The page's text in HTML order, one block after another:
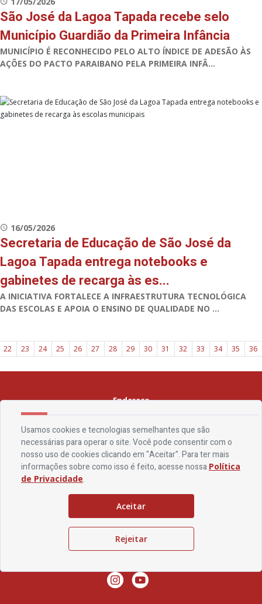
São José da Lagoa Tapada recebe selo
Município Guardião da Primeira Infância
MUNICÍPIO É RECONHECIDO PELO ALTO ÍNDICE DE ADESÃO ÀS
AÇÕES DO PACTO PARAIBANO PELA PRIMEIRA INFÂ...
16/05/2026
Secretaria de Educação de São José da
Lagoa Tapada entrega notebooks e
gabinetes de recarga às es...
A INICIATIVA FORTALECE A INFRAESTRUTURA TECNOLÓGICA
DAS ESCOLAS E APOIA O ENSINO DE QUALIDADE NO ...
22 23 24 25 26 27 28 29 30 31 32 33 34 35 36
Endereço
Contato
Telefone:(83) 3538-1014
Email:
Horário De Funcionamento
Expediente:De segunda à sexta, das 08h às 13h
Usamos cookies e tecnologias semelhantes que são
necessárias para operar o site. Você pode consentir com o
nosso uso de cookies clicando em "Aceitar". Para ter mais
informações sobre como isso é feito, acesse nossa Política
de Privacidade.
Aceitar
Rejeitar